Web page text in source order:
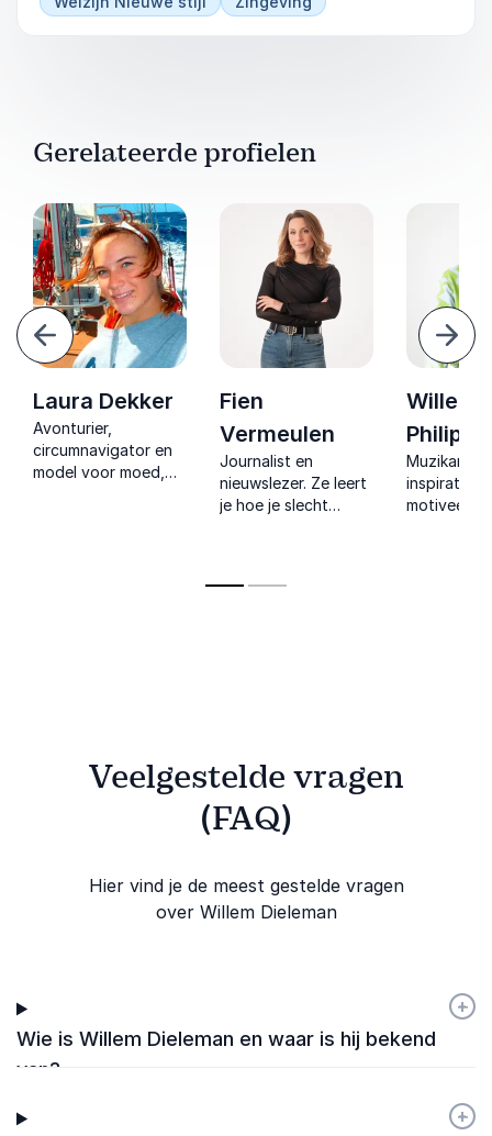
Gerelateerde profielen
Laura Dekker
Avonturier,
circumnavigator en
model voor moed,
Fien
Vermeulen
Journalist en
nieuwslezer. Ze leert
je hoe je slecht
moed om je eigen
Willem
Muzikant
inspirator.
motiveert
Veelgestelde vragen
(FAQ)
Hier vind je de meest gestelde vragen
over Willem Dieleman
Wie is Willem Dieleman en waar is hij bekend
van?
+
-
+
-